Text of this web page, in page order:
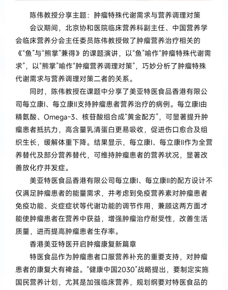
陈伟教授分享主题：肿瘤特殊代谢需求与营养调理对策
会议期间，北京协和医院临床营养科副主任、中国营养学
会临床营养分会主任委员陈伟教授做了肿瘤营养治疗相关的
《“鱼”与“熊掌”兼得》的课题演讲，以“鱼”喻作“肿瘤特殊代谢需
求”，以“熊掌”喻作“肿瘤营养调理对策”，巧妙分析了肿瘤特殊
代谢需求与营养调理对策二者的关系。
同时，陈伟教授在课题中分享了美亚特医食品香港有限公
司每立康Ⅰ、每立康Ⅱ支持肿瘤患者营养治疗的病例。每立康Ⅰ由
精氨酸、Omega-3、核苷酸组合成“黄金配方”，可显著提升肿
瘤患者抵抗力，高含量乳清蛋白更易吸收，促进伤口愈合及组
织生长，缓解体重下降。结果显示，每立康Ⅰ、每立康Ⅱ作为全营
养替代及部分营养替代，可维持肿瘤患者的营养状况，显著改
善放化疗并发症。
美亚特医食品香港有限公司每立康Ⅰ、每立康Ⅱ的配方设计不
仅满足肿瘤患者的能量需求，并考虑到免疫营养素对肿瘤患者
免疫功能、炎症症状等代谢功能的调节作用，兼顾这两方面才
能使肿瘤患者在营养中获益，增强肿瘤治疗耐受性，改善生活
质量，进而提高肿瘤患者生存率。
香港美亚特医开启肿瘤康复新篇章
特医食品作为肿瘤患者口服营养补充的重要支持，对肿瘤
患者的康复大有裨益。“健康中国2030”战略提出，要制定实施
国民营养计划，尤其是加强临床营养，规划纲要对特医食品的